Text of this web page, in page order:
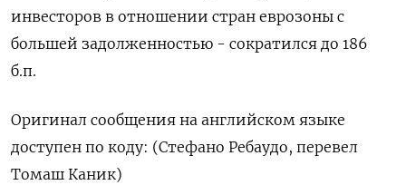
инвесторов в отношении стран еврозоны с
большей задолженностью - сократился до 186
б.п.
Оригинал сообщения на английском языке
доступен по коду: (Стефано Ребаудо, перевел
Томаш Каник)